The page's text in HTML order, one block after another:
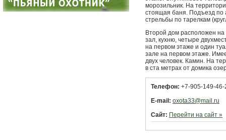
морозильник. На
стоящая баня. Подъезд по
стрельбы по тарелкам
Второй дом расположен на
зал, кухню, четыре
на первом этаже и один
зале на первом этаже.
двух человек. Камин. На
в ста метрах от домика
Телефон: +7-905-149-
E-mail: oxota33@mail.ru
Сайт: Перейти на сайт »